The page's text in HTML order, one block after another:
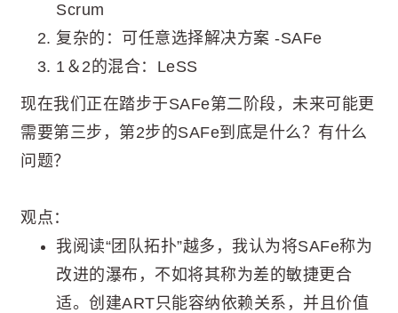
Scrum
复杂的：可任意选择解决方案 -SAFe
1＆2的混合：LeSS
现在我们正在踏步于SAFe第二阶段，未来可能更
需要第三步，第2步的SAFe到底是什么？有什么
问题？
观点：
我阅读“团队拓扑”越多，我认为将SAFe称为
改进的瀑布，不如将其称为差的敏捷更合
适。创建ART只能容纳依赖关系，并且价值